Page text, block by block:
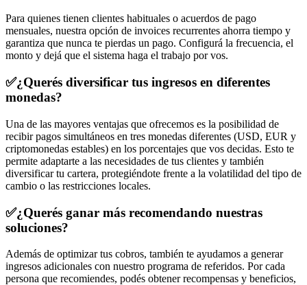
Para quienes tienen clientes habituales o acuerdos de pago
mensuales, nuestra opción de invoices recurrentes ahorra tiempo y
garantiza que nunca te pierdas un pago. Configurá la frecuencia, el
monto y dejá que el sistema haga el trabajo por vos.
✅¿Querés diversificar tus ingresos en diferentes
monedas?
Una de las mayores ventajas que ofrecemos es la posibilidad de
recibir pagos simultáneos en tres monedas diferentes (USD, EUR y
criptomonedas estables) en los porcentajes que vos decidas. Esto te
permite adaptarte a las necesidades de tus clientes y también
diversificar tu cartera, protegiéndote frente a la volatilidad del tipo de
cambio o las restricciones locales.
✅¿Querés ganar más recomendando nuestras
soluciones?
Además de optimizar tus cobros, también te ayudamos a generar
ingresos adicionales con nuestro programa de referidos. Por cada
persona que recomiendes, podés obtener recompensas y beneficios,